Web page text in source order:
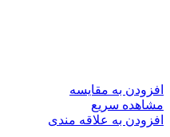
افزودن به مقایسه
مشاهده سریع
افزودن به علاقه مندی